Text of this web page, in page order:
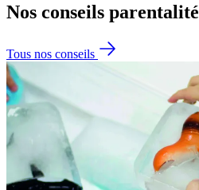
Nos conseils parentalité
Tous nos conseils